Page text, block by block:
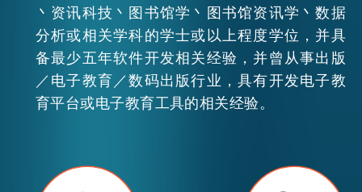
丶资讯科技丶图书馆学丶图书馆资讯学丶数据
分析或相关学科的学士或以上程度学位，并具
备最少五年软件开发相关经验，并曾从事出版
／电子教育／数码出版行业，具有开发电子教
育平台或电子教育工具的相关经验。